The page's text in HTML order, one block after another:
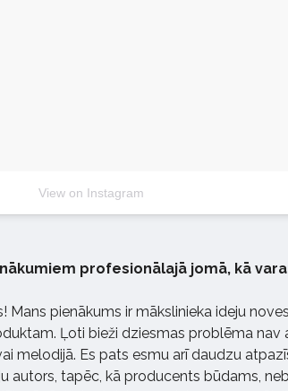
View on Instagram
profesionālajā jomā, kā
Mans pienākums ir mākslinieka ideju
Ļoti bieži dziesmas problēma nav
melodijā. Es pats esmu arī daudzu
autors, tapēc, kā producents būdams,